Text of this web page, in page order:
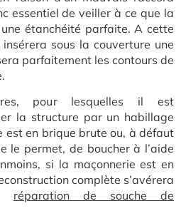
essentiel de veiller à ce que la
étanchéité parfaite. A cette
sous la couverture une
parfaitement les contours de
pour lesquelles il est
la structure par un habillage
est en brique brute ou, à défaut
le permet, de boucher à l’aide
si la maçonnerie est en
complète s’avérera
réparation de souche de